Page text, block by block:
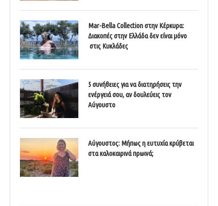
Mar-Bella Collection στην Κέρκυρα:
Διακοπές στην Ελλάδα δεν είναι μόνο
στις Κυκλάδες
5 συνήθειες για να διατηρήσεις την
ενέργειά σου, αν δουλεύεις τον
Αύγουστο
Αύγουστος: Μήπως η ευτυχία κρύβεται
στα καλοκαιρινά πρωινά;